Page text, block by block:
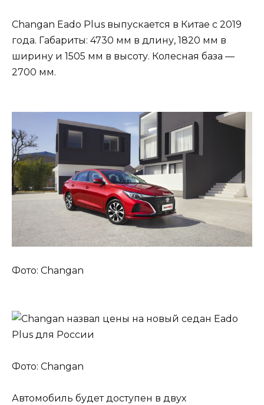
Changan Eado Plus выпускается в Китае с 2019
года. Габариты: 4730 мм в длину, 1820 мм в
ширину и 1505 мм в высоту. Колесная база —
2700 мм.
Фото: Changan
Фото: Changan
Автомобиль будет доступен в двух